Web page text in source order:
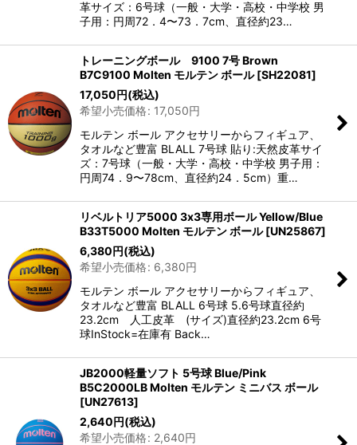
革サイズ：6号球（一般・大学・高校・中学校 男
子用：円周72．4〜73．7cm、直径約23…
トレーニングボール 9100 7号 Brown
B7C9100 Molten モルテン ボール [SH22081]
17,050円(税込)
希望小売価格: 17,050円
モルテン ボール アクセサリーからフィギュア、
タオルなど豊富 BLALL 7号球 貼り:天然皮革サイ
ズ：7号球（一般・大学・高校・中学校 男子用：
円周74．9〜78cm、直径約24．5cm）重…
リベルトリア5000 3x3専用ボール Yellow/Blue
B33T5000 Molten モルテン ボール [UN25867]
6,380円(税込)
希望小売価格: 6,380円
モルテン ボール アクセサリーからフィギュア、
タオルなど豊富 BLALL 6号球 5.6号球直径約
23.2cm 人工皮革 (サイズ)直径約23.2cm 6号
球InStock=在庫有 Back…
JB2000軽量ソフト 5号球 Blue/Pink
B5C2000LB Molten モルテン ミニバス ボール
[UN27613]
2,640円(税込)
希望小売価格: 2,640円